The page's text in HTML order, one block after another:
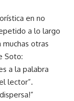
en no
a lo largo
otras
Soto:
a la palabra
lector”.